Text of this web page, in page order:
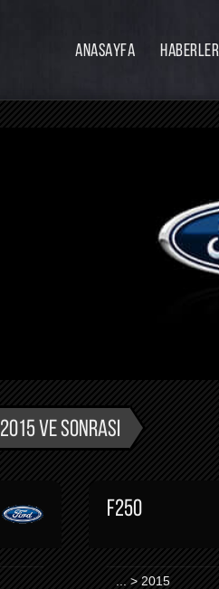
ANASAYFA HABERLER
2015 VE SONRASI
F250
... > 2015